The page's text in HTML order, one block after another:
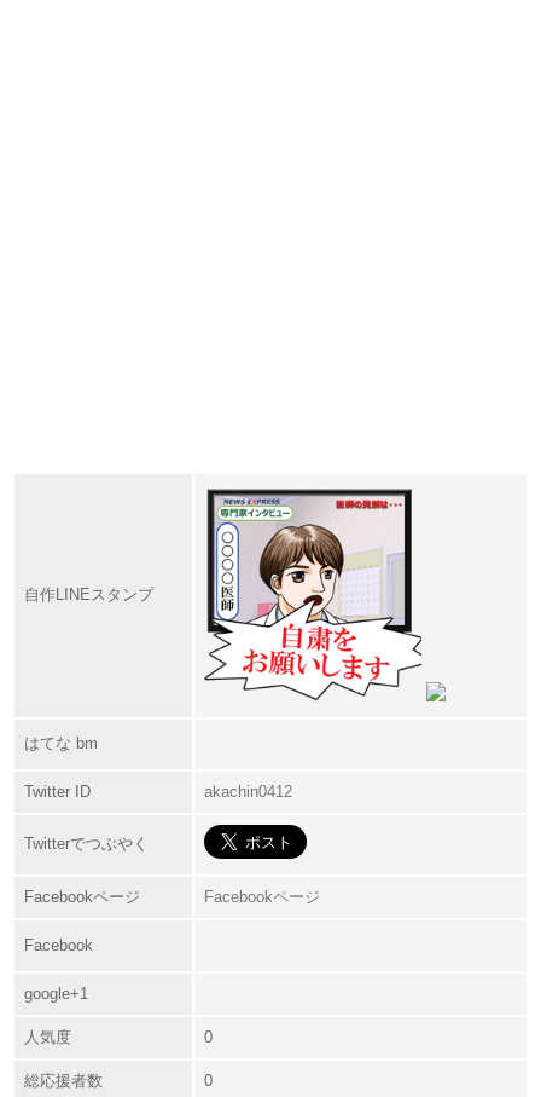
自作LINEスタンプ
はてな bm
Twitter ID akachin0412
Twitterでつぶやく
Facebookページ Facebookページ
Facebook
google+1
人気度 0
総応援者数 0